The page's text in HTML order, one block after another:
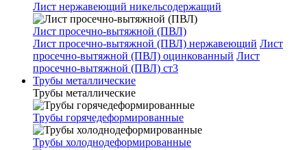
Лист нержавеющий никельсодержащий
Лист просечно-вытяжной (ПВЛ)
Лист просечно-вытяжной (ПВЛ) нержавеющий Лист
просечно-вытяжной (ПВЛ) оцинкованный Лист
просечно-вытяжной (ПВЛ) ст3
Трубы металлические
Трубы металлические
Трубы горячедеформированные
Трубы холоднодеформированные